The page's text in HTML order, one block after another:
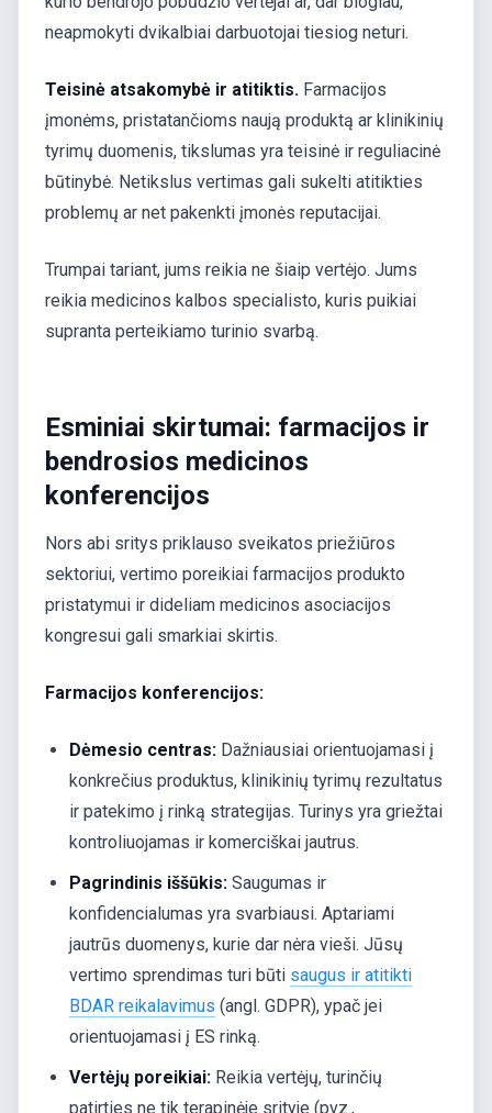
neapmokyti dvikalbiai darbuotojai tiesiog neturi.
Teisinė atsakomybė ir atitiktis. Farmacijos
įmonėms, pristatančioms naują produktą ar klinikinių
tyrimų duomenis, tikslumas yra teisinė ir reguliacinė
būtinybė. Netikslus vertimas gali sukelti atitikties
problemų ar net pakenkti įmonės reputacijai.
Trumpai tariant, jums reikia ne šiaip vertėjo. Jums
reikia medicinos kalbos specialisto, kuris puikiai
supranta perteikiamo turinio svarbą.
Esminiai skirtumai: farmacijos ir
bendrosios medicinos
konferencijos
Nors abi sritys priklauso sveikatos priežiūros
sektoriui, vertimo poreikiai farmacijos produkto
pristatymui ir dideliam medicinos asociacijos
kongresui gali smarkiai skirtis.
Farmacijos konferencijos:
Dėmesio centras: Dažniausiai orientuojamasi į
konkrečius produktus, klinikinių tyrimų rezultatus
ir patekimo į rinką strategijas. Turinys yra griežtai
kontroliuojamas ir komerciškai jautrus.
Pagrindinis iššūkis: Saugumas ir
konfidencialumas yra svarbiausi. Aptariami
jautrūs duomenys, kurie dar nėra vieši. Jūsų
vertimo sprendimas turi būti saugus ir atitikti
BDAR reikalavimus (angl. GDPR), ypač jei
orientuojamasi į ES rinką.
Vertėjų poreikiai: Reikia vertėjų, turinčių
patirties ne tik terapinėje srityje (pvz.,